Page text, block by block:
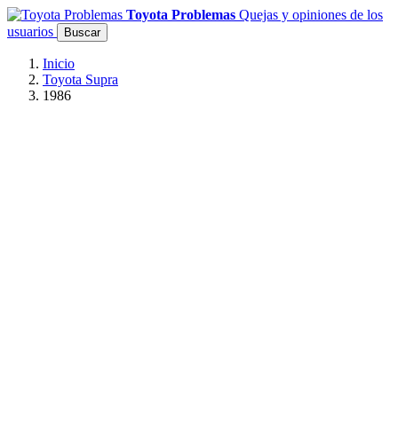
Toyota Problemas Quejas y opiniones de los
usuarios
Buscar
Inicio
Toyota Supra
1986